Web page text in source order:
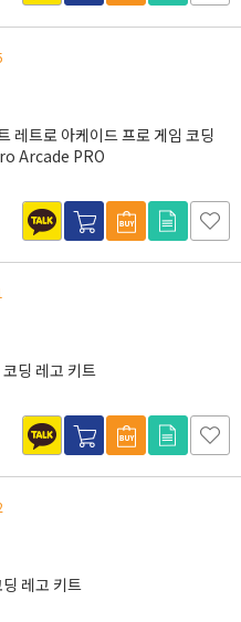
레트로 아케이드 프로 게임 코딩
Arcade PRO
딩 레고 키트
레고 키트